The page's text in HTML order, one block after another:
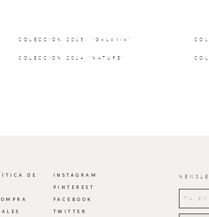
COLECCIÓN 2015. "GALAXIA"
COLECCION 2014 "NATURE"
DE INSTAGRAM
PINTEREST
FACEBOOK
TWITTER